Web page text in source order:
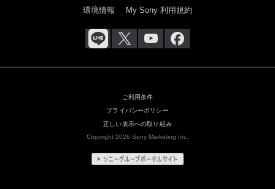
環境情報
My Sony 利用規約
ご利用条件
プライバシーポリシー
正しい表示への取り組み
Copyright 2026 Sony Marketing Inc.